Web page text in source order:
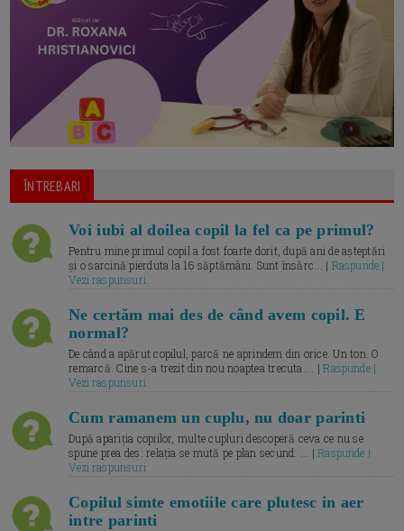
ÎNTREBARI
Voi iubi al doilea copil la fel ca pe primul?
Pentru mine primul copil a fost foarte dorit, după ani de așteptări
și o sarcină pierduta la 16 săptămâni. Sunt însărc... | Raspunde |
Vezi raspunsuri
Ne certăm mai des de când avem copil. E
normal?
De când a apărut copilul, parcă ne aprindem din orice. Un ton. O
remarcă. Cine s-a trezit din nou noaptea trecuta.... |Raspunde |
Vezi raspunsuri
Cum ramanem un cuplu, nu doar parinti
După apariția copiilor, multe cupluri descoperă ceva ce nu se
spune prea des: relația se mută pe plan secund. ... |Raspunde |
Vezi raspunsuri
Copilul simte emotiile care plutesc in aer
intre parinti